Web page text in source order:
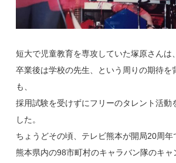
短大で児童教育を専攻していた塚原さんは、
卒業後は学校の先生、という周りの期待を
も、
採用試験を受けずにフリーのタレント活動
した。
ちょうどその頃、テレビ熊本が開局20周年
熊本県内の98市町村のキャラバン隊のキャ